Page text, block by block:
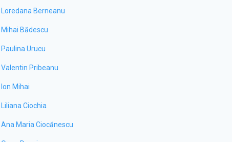
Loredana Berneanu
Mihai Bădescu
Paulina Urucu
Valentin Pribeanu
Ion Mihai
Liliana Ciochia
Ana Maria Ciocănescu